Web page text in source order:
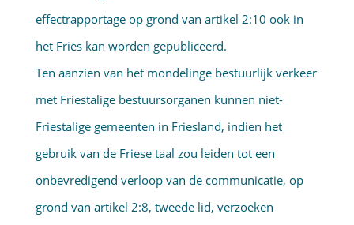
effectrapportage op grond van artikel 2:10 ook in
het Fries kan worden gepubliceerd.
Ten aanzien van het mondelinge bestuurlijk verkeer
met Friestalige bestuursorganen kunnen niet-
Friestalige gemeenten in Friesland, indien het
gebruik van de Friese taal zou leiden tot een
onbevredigend verloop van de communicatie, op
grond van artikel 2:8, tweede lid, verzoeken